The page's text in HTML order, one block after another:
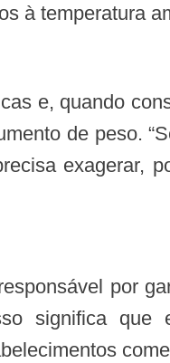
à temperatura
de peso.
exagerar,
significa